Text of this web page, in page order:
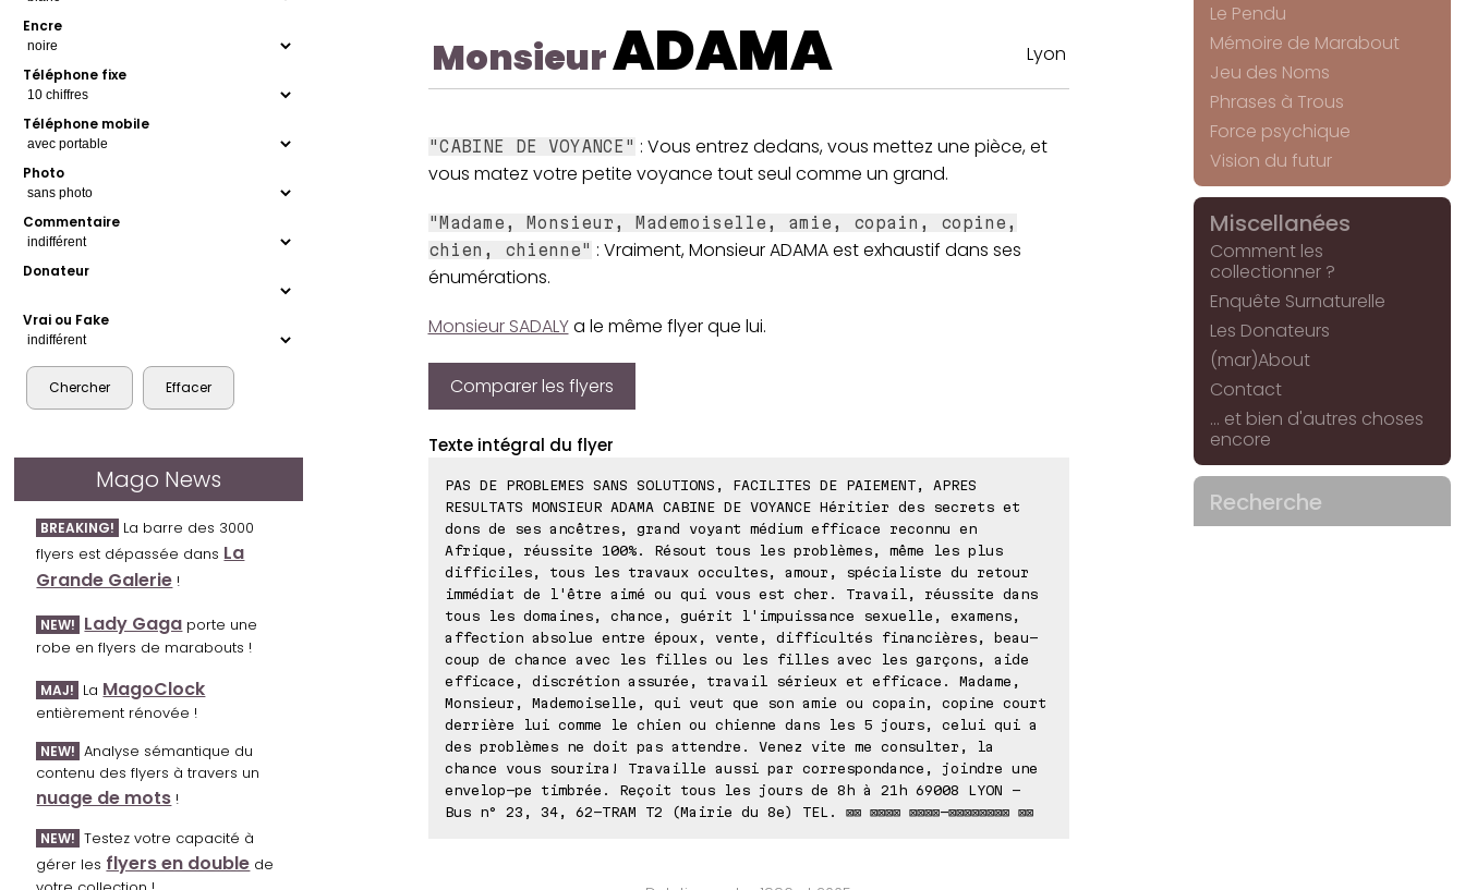
Encre
Téléphone fixe
Téléphone mobile
Photo
Commentaire
Donateur
Vrai ou Fake
Mago News
BREAKING! La barre des 3000
flyers est dépassée dans La
Grande Galerie !
NEW! Lady Gaga porte une
robe en flyers de marabouts !
MAJ! La MagoClock
entièrement rénovée !
NEW! Analyse sémantique du
contenu des flyers à travers un
nuage de mots !
NEW! Testez votre capacité à
gérer les flyers en double de
MonsieurADAMA Lyon
"CABINE DE VOYANCE" : Vous entrez dedans, vous mettez une pièce, et
vous matez votre petite voyance tout seul comme un grand.
"Madame, Monsieur, Mademoiselle, amie, copain, copine,
chien, chienne" : Vraiment, Monsieur ADAMA est exhaustif dans ses
énumérations.
Monsieur SADALYa le même flyer que lui.
Comparer les flyers
Texte intégral du flyer
PAS DE PROBLEMES SANS SOLUTIONS, FACILITES DE PAIEMENT, APRES
RESULTATS MONSIEUR ADAMA CABINE DE VOYANCE Héritier des secrets et
dons de ses ancêtres, grand voyant médium efficace reconnu en
Afrique, réussite 100%. Résout tous les problèmes, même les plus
difficiles, tous les travaux occultes, amour, spécialiste du retour
immédiat de l'être aimé ou qui vous est cher. Travail, réussite dans
tous les domaines, chance, guérit l'impuissance sexuelle, examens,
affection absolue entre époux, vente, difficultés financières, beau-
coup de chance avec les filles ou les filles avec les garçons, aide
efficace, discrétion assurée, travail sérieux et efficace. Madame,
Monsieur, Mademoiselle, qui veut que son amie ou copain, copine court
derrière lui comme le chien ou chienne dans les 5 jours, celui qui a
des problèmes ne doit pas attendre. Venez vite me consulter, la
chance vous sourira! Travaille aussi par correspondance, joindre une
envelop-pe timbrée. Reçoit tous les jours de 8h à 21h 69008 LYON -
Bus n° 23, 34, 62-TRAM T2 (Mairie du 8e) TEL. ⊠⊠ ⊠⊠⊠⊠ ⊠⊠⊠⊠-⊠⊠⊠⊠⊠⊠⊠⊠ ⊠⊠
Le Pendu
Mémoire de Marabout
Jeu des Noms
Phrases à Trous
Force psychique
Vision du futur
Miscellanées
Comment les
collectionner ?
Enquête Surnaturelle
Les Donateurs
(mar)About
Contact
... et bien d'autres choses
encore
Recherche